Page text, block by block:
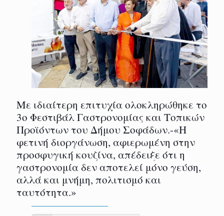
Με ιδιαίτερη επιτυχία ολοκληρώθηκε το
3ο Φεστιβάλ Γαστρονομίας και Τοπικών
Προϊόντων του Δήμου Σοφάδων.-«Η
φετινή διοργάνωση, αφιερωμένη στην
προσφυγική κουζίνα, απέδειξε ότι η
γαστρονομία δεν αποτελεί μόνο γεύση,
αλλά και μνήμη, πολιτισμό και
ταυτότητα.»